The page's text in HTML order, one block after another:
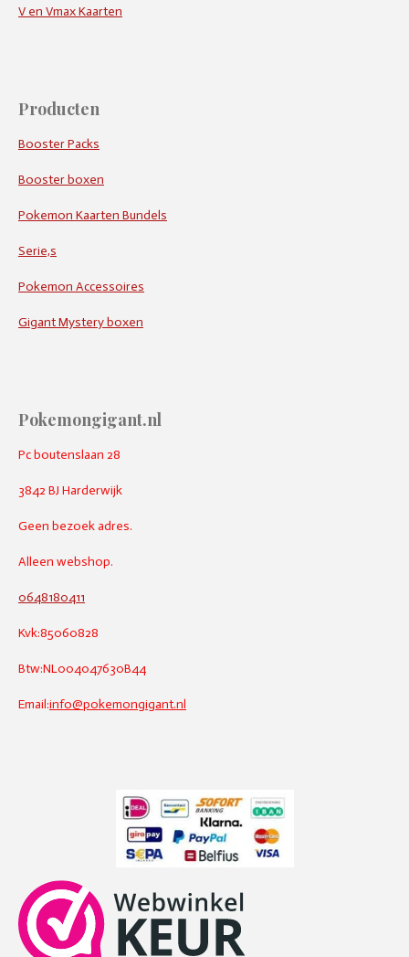
V en Vmax Kaarten
Producten
Booster Packs
Booster boxen
Pokemon Kaarten Bundels
Serie,s
Pokemon Accessoires
Gigant Mystery boxen
Pokemongigant.nl
Pc boutenslaan 28
3842 BJ Harderwijk
Geen bezoek adres.
Alleen webshop.
0648180411
Kvk:85060828
Btw:NL004047630B44
Email:info@pokemongigant.nl